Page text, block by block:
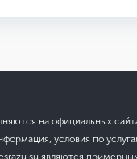
на официальных
условия по
являются